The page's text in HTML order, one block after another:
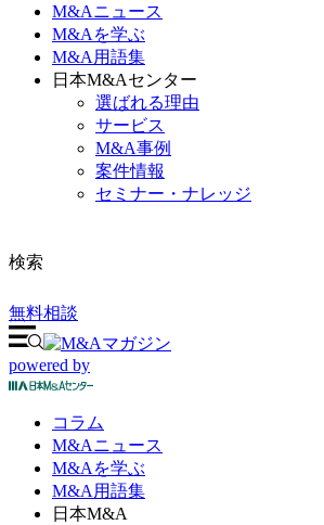
M&Aニュース
M&Aを学ぶ
M&A用語集
日本M&Aセンター
選ばれる理由
サービス
M&A事例
案件情報
セミナー・ナレッジ
検索
無料相談
powered by
コラム
M&Aニュース
M&Aを学ぶ
M&A 用語集
日本M&A